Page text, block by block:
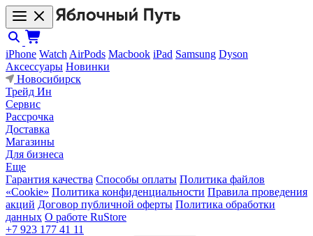
iPhone Watch AirPods Macbook iPad Samsung Dyson
Аксессуары Новинки
Новосибирск
Трейд Ин
Сервис
Рассрочка
Доставка
Магазины
Для бизнеса
Еще
Гарантия качества Способы оплаты Политика файлов
«Cookie» Политика конфиденциальности Правила проведения
акций Договор публичной оферты Политика обработки
данных О работе RuStore
+7 923 177 41 11